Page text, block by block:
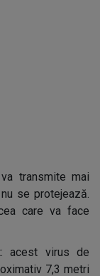
transmite mai
se protejează.
care va face
acest virus de
7,3 metri